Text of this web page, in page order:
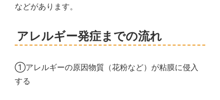
などがあります。
アレルギー発症までの流れ
①アレルギーの原因物質（花粉など）が粘膜に侵入
する